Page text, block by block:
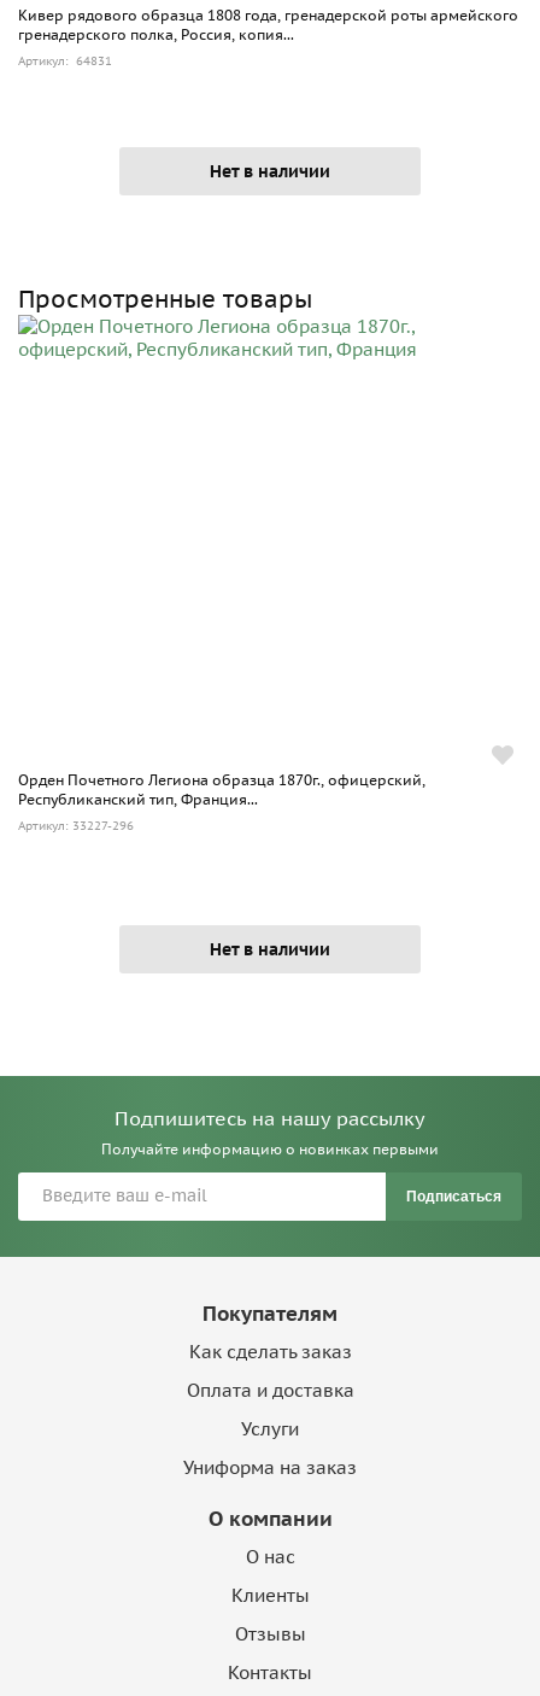
Кивер рядового образца 1808 года, гренадерской роты армейского
гренадерского полка, Россия, копия...
Артикул: 64831
Нет в наличии
Просмотренные товары
Орден Почетного Легиона образца 1870г., офицерский,
Республиканский тип, Франция...
Артикул: 33227-296
Нет в наличии
Подпишитесь на нашу рассылку
Получайте информацию о новинках первыми
Подписаться
Покупателям
Как сделать заказ
Оплата и доставка
Услуги
Униформа на заказ
О компании
О нас
Клиенты
Отзывы
Контакты